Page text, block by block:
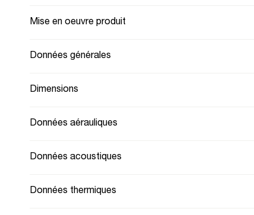
Mise en oeuvre produit
Données générales
Dimensions
Données aérauliques
Données acoustiques
Données thermiques